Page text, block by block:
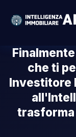
che ti
Investitore
trasforma